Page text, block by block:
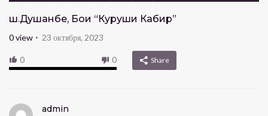
ш.Душанбе, Боғи “Куруши Кабир”
0view 23 октября, 2023
0 0 Share
admin